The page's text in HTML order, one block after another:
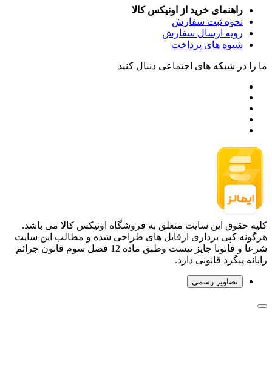
راهنمای خرید از اونیکس کالا
نحوه ثبت سفارش
رویه ارسال سفارش
شیوه های پرداخت
ما را در شبکه های اجتماعی دنبال کنید
کلیه حقوق این سایت متعلق به فروشگاه اونیکس کالا می باشد.
هرگونه کپی برداری ازفایل های طراحی شده و مطالب این سایت
شرعا و قانونا جایز نیست وطبق ماده 12 فصل سوم قانون جرائم
رایانه پیگرد قانونی دارد.
تصاویر رسمی